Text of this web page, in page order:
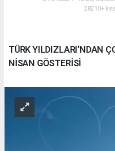
28210+
TÜRK YILDIZLARI'NDAN
NİSAN GÖSTERİSİ